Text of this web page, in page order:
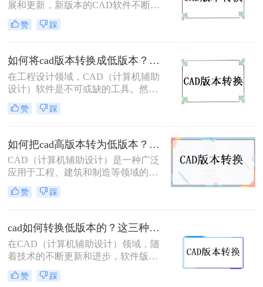
如何转换呢？本文将为您介绍几种实
展和更新，新版本的CAD软件不断涌
现，它们带来了更为丰富的功能和更
高的绘图效率。然而，在实际工作
高版本的CAD文件转换为低版本，以
便在旧版本的CAD软件中打开和编
辑。那么CAD高版本转低版本怎么转
呢？本文将详细介绍CAD高版本转低
版本的转换方法，帮助您轻松应对这
一需求。
赞 踩
如何将cad版本转换成低版本？试试这三种方法吧！
在工程设计领域，CAD（计算机辅助
设计）软件是不可或缺的工具。然
而，随着技术的不断进步，CAD软件
版本不断更新，有时我们需要将高版
旧版本的软件或不同的环境中打开和
编辑。那么如何将cad版本转换成低版
本呢？本文将为您介绍三种将CAD版
本转换成低版本的实用方法，帮助您
解决版本不兼容的问题。
赞 踩
如何把cad高版本转为低版本？学会这两个方法就够了！
CAD（计算机辅助设计）是一种广泛
应用于工程、建筑和制造等领域的设
计软件。在使用CAD软件时，有时候
我们需要将高版本的CAD文件转换为
本CAD软件的人进行共享和协作。那
么如何把CAD高版本转为低版本呢？
本文将介绍两种简单的方法，帮助你
将CAD高版本文件转为低版本文件。
赞 踩
cad如何转换低版本的？这三种办法帮你轻松解决！
在CAD（计算机辅助设计）领域，随
着技术的不断更新和进步，软件版本
也日新月异。但在实际应用中，有时
我们需要将高版本的CAD文件转换为
赞 踩